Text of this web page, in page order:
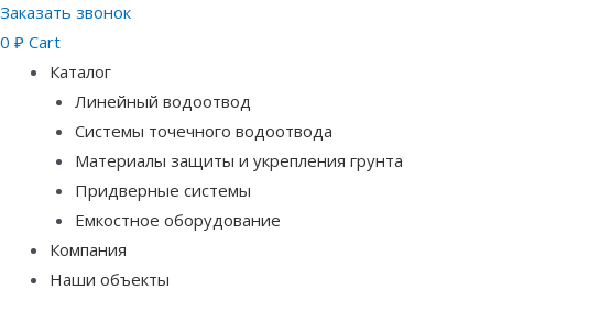
Заказать звонок
0 ₽ Cart
Каталог
Линейный водоотвод
Системы точечного водоотвода
Материалы защиты и укрепления грунта
Придверные системы
Емкостное оборудование
Компания
Наши объекты